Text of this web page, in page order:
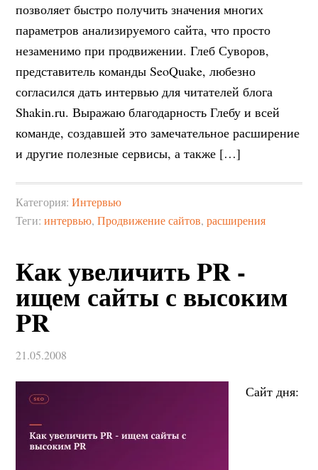
позволяет быстро получить значения многих
параметров анализируемого сайта, что просто
незаменимо при продвижении. Глеб Суворов,
представитель команды SeoQuake, любезно
согласился дать интервью для читателей блога
Shakin.ru. Выражаю благодарность Глебу и всей
команде, создавшей это замечательное расширение
и другие полезные сервисы, а также […]
Категория:Интервью
Теги:интервью,Продвижение сайтов,расширения
Как увеличить PR -
ищем сайты с высоким
PR
21.05.2008
Сайт дня: